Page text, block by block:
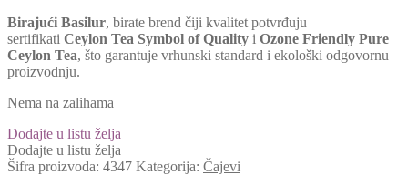
Birajući Basilur, birate brend čiji kvalitet potvrđuju
sertifikati Ceylon Tea Symbol of Quality i Ozone Friendly Pure
Ceylon Tea, što garantuje vrhunski standard i ekološki odgovornu
proizvodnju.
Nema na zalihama
Dodajte u listu želja
Dodajte u listu želja
Šifra proizvoda: 4347 Kategorija: Čajevi